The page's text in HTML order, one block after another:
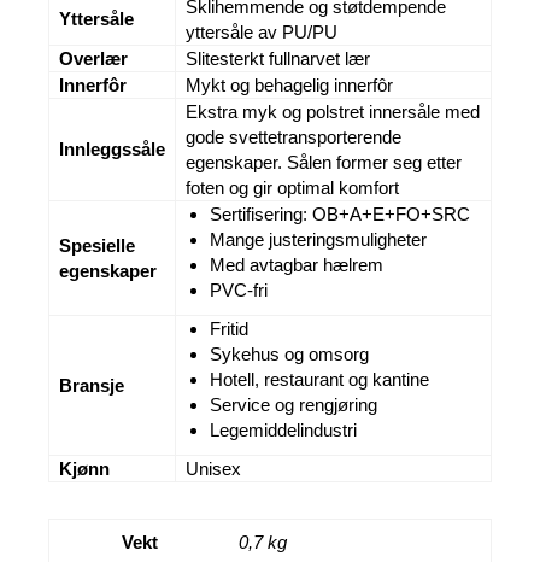
Yttersåle
Sklihemmende og støtdempende
yttersåle av PU/PU
Overlær
Slitesterkt fullnarvet lær
Innerfôr
Mykt og behagelig innerfôr
Innleggssåle
Ekstra myk og polstret innersåle med
gode svettetransporterende
egenskaper. Sålen former seg etter
foten og gir optimal komfort
Spesielle
egenskaper
Sertifisering: OB+A+E+FO+SRC
Mange justeringsmuligheter
Med avtagbar hælrem
PVC-fri
Bransje
Fritid
Sykehus og omsorg
Hotell, restaurant og kantine
Service og rengjøring
Legemiddelindustri
Kjønn
Unisex
Vekt 0,7 kg